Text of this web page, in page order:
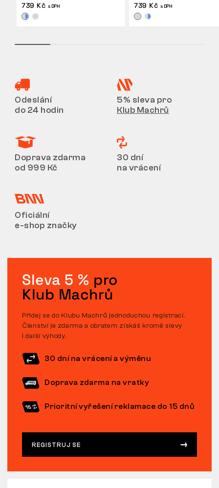
739 Kč s DPH 739 Kč s DPH
Odeslání
do 24 hodin
5% sleva pro
Klub Machrů
Doprava zdarma
od 999 Kč
30 dní
na vrácení
Oficiální
e-shop značky
Sleva 5 % pro
Klub Machrů
Přidej se do Klubu Machrů jednoduchou registrací.
Členství je zdarma a obratem získáš kromě slevy
i další výhody.
30 dní na vrácení a výměnu
Doprava zdarma na vratky
Prioritní vyřešení reklamace do 15 dnů
REGISTRUJ SE